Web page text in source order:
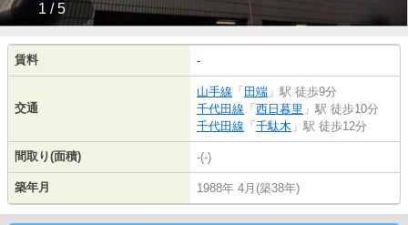
1 / 5
賃料 -
交通
山手線 「 田端 」駅 徒歩9分
千代田線 「 西日暮里 」駅 徒歩10分
千代田線 「 千駄木 」駅 徒歩12分
間取り(面積) -(-)
築年月 1988年 4月(築38年)